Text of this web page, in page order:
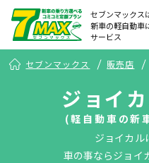
セブンマックス
新車の軽自動車
サービス
セブンマックス 販売店
ジョイ
(軽自動車の新
ジョイカル
車の事ならジョイ